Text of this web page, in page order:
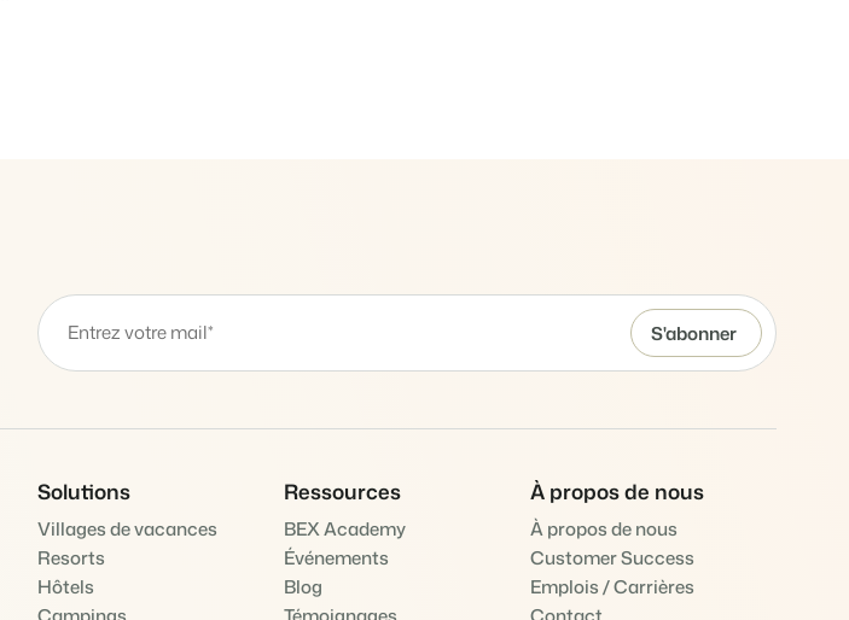
Solutions
Villages de vacances
Resorts
Hôtels
Ressources
BEX Academy
Événements
Blog
À propos de nous
À propos de nous
Customer Success
Emplois / Carrières